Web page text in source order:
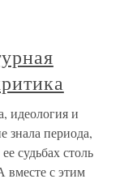
идеология и
знала периода,
судьбах столь
вместе с этим